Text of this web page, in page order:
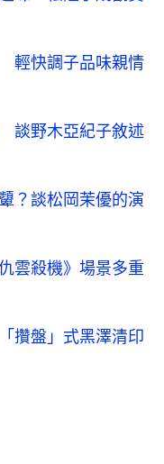
輕快調子品味親情
談野木亞紀子敘述
？談松岡茉優的演
雲殺機》場景多重
攢盤」式黑澤清印